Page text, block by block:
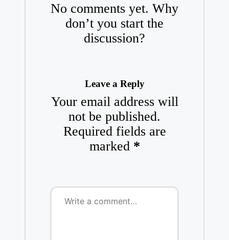
No comments yet. Why
don’t you start the
discussion?
Leave a Reply
Your email address will
not be published.
Required fields are
marked *